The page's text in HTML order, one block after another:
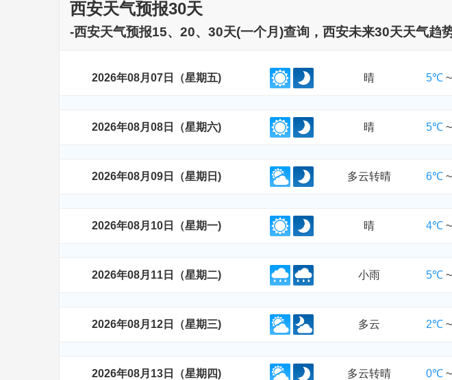
西安天气预报30天
-西安天气预报15、20、30天(一个月)查询，西安未来30天天气趋
2026年08月07日（星期五) 晴 5℃ ~
2026年08月08日（星期六) 晴 5℃ ~
2026年08月09日（星期日) 多云转晴 6℃ ~
2026年08月10日（星期一) 晴 4℃ ~
2026年08月11日（星期二) 小雨 5℃ ~
2026年08月12日（星期三) 多云 2℃ ~
2026年08月13日（星期四) 多云转晴 0℃ ~